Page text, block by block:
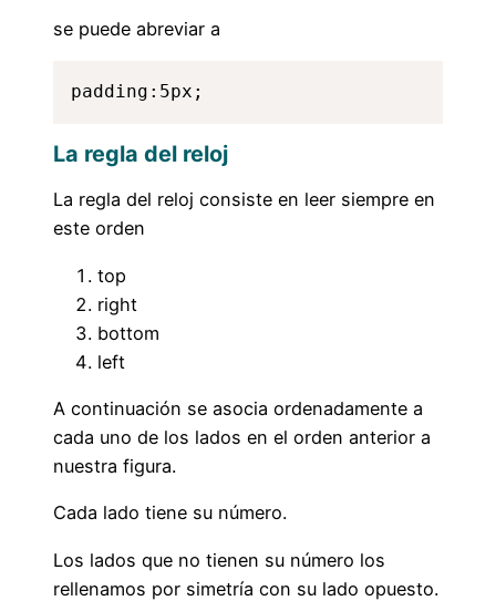
se puede abreviar a
padding:5px;
La regla del reloj
La regla del reloj consiste en leer siempre en
este orden
top
right
bottom
left
A continuación se asocia ordenadamente a
cada uno de los lados en el orden anterior a
nuestra figura.
Cada lado tiene su número.
Los lados que no tienen su número los
rellenamos por simetría con su lado opuesto.